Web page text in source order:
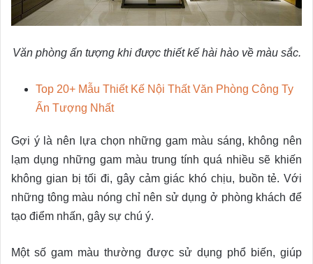
Văn phòng ấn tượng khi được thiết kế hài hào về màu sắc.
Top 20+ Mẫu Thiết Kế Nội Thất Văn Phòng Công Ty
Ấn Tượng Nhất
Gợi ý là nên lựa chọn những gam màu sáng, không nên
lạm dụng những gam màu trung tính quá nhiều sẽ khiến
không gian bị tối đi, gây cảm giác khó chịu, buồn tẻ. Với
những tông màu nóng chỉ nên sử dụng ở phòng khách để
tạo điểm nhấn, gây sự chú ý.
Một số gam màu thường được sử dụng phổ biến, giúp